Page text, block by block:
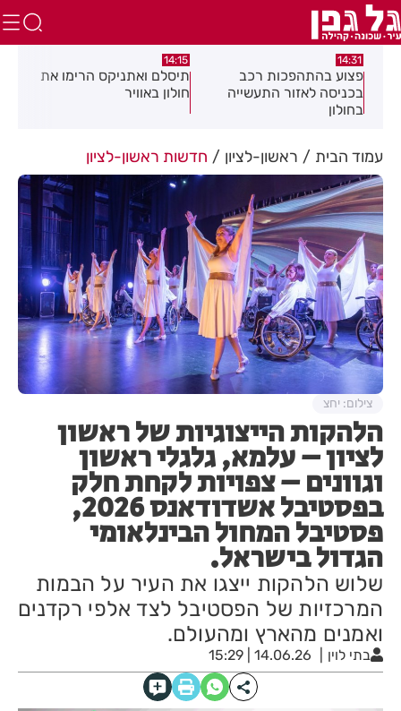
14:31
פצוע בהתהפכות רכב
בכניסה לאזור התעשייה
בחולון
14:15
תיסלם ואתניקס הרימו את
חולון באוויר
עמוד הבית ראשון-לציון חדשות ראשון-לציון
הלהקות הייצוגיות של ראשון
לציון – עלמא, גלגלי ראשון
וגוונים – צפויות לקחת חלק
בפסטיבל אשדודאנס 2026,
פסטיבל המחול הבינלאומי
הגדול בישראל.
שלוש הלהקות ייצגו את העיר על הבמות
המרכזיות של הפסטיבל לצד אלפי רקדנים
ואמנים מהארץ ומהעולם.
בתי לוין 14.06.26 | 15:29
צילום: יחצ